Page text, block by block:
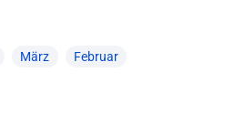
März Februar